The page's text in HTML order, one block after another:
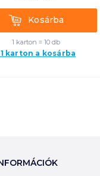
KosárbaKosárba
1 karton = 10 db
karton a kosárba